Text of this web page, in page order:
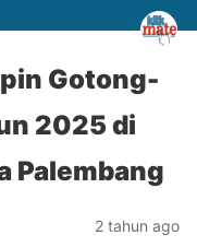
Gotong-
2025 di
Palembang
2 tahun ago